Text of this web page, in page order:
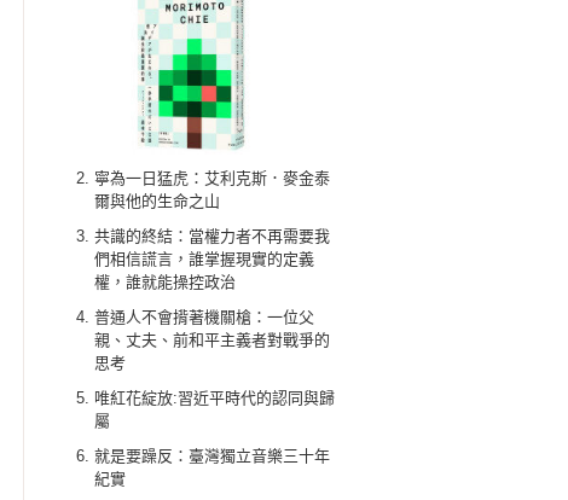
寧為一日猛虎：艾利克斯．麥金泰
爾與他的生命之山
共識的終結：當權力者不再需要我
們相信謊言，誰掌握現實的定義
權，誰就能操控政治
普通人不會揹著機關槍：一位父
親、丈夫、前和平主義者對戰爭的
思考
唯紅花綻放:習近平時代的認同與歸
屬
就是要躁反：臺灣獨立音樂三十年
紀實